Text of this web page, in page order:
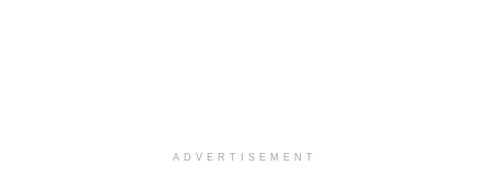
ADVERTISEMENT